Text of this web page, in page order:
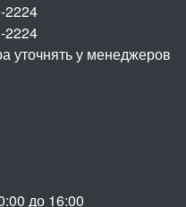
2224
2224
уточнять у менеджеров
до 16:00